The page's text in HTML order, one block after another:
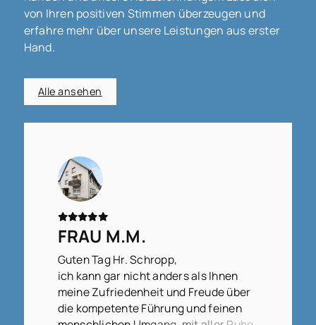
von Ihren positiven Stimmen überzeugen und
erfahre mehr über unsere Leistungen aus erster
Hand.
Alle ansehen
FRAU M.M.
Guten Tag Hr. Schropp,
ich kann gar nicht anders als Ihnen
meine Zufriedenheit und Freude über
die kompetente Führung und feinen